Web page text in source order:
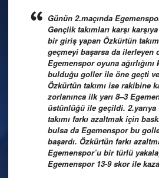
Günün 2.maçında
Gençlik takımları karşı
bir giriş yapan Özkürtün
geçmeyi başarsa da ilerleyen
Egemenspor oyuna
bulduğu goller ile öne geçti ve
Özkürtün takımı ise rakibine
zorlanınca ilk yarı 8–3
üstünlüğü ile geçildi.
takımı farkı azaltmak için
bulsa da Egemenspor bu
başardı. Özkürtün farkı
Egemenspor’u bir türlü
Egemenspor 13-9 skor ile